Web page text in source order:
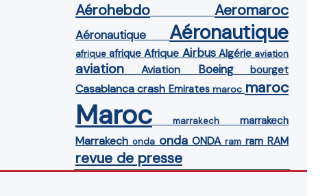
Aérohebdo Aeromaroc
Aéronautique Aéronautique
afrique afrique Afrique Airbus Algérie aviation
aviation Aviation Boeing bourget
Casablanca crash Emirates maroc maroc
Maroc marrakech marrakech
Marrakech onda onda ONDA ram ram RAM
revue de presse